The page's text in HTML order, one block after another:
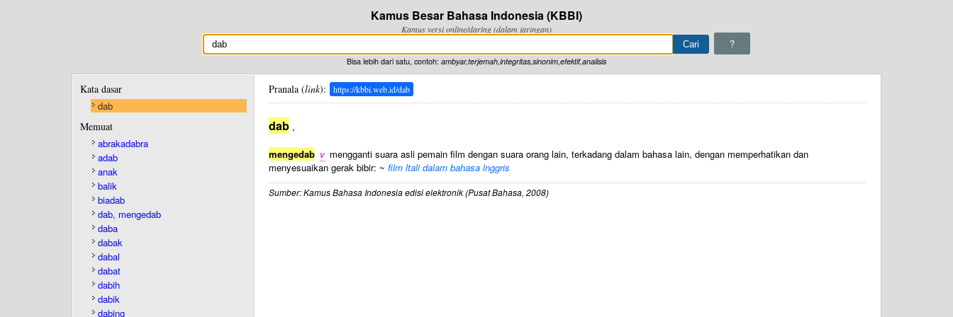
Kamus Besar Bahasa Indonesia (KBBI)
Kamus versi online/daring (dalam jaringan)
?
Bisa lebih dari satu, contoh: ambyar,terjemah,integritas,sinonim,efektif,analisis
Kata dasar
dab
Memuat
abrakadabra
adab
anak
balik
biadab
dab, mengedab
daba
dabak
dabal
dabat
dabih
dabik
dabing
Pranala (link): https://kbbi.web.id/dab
dab ,
mengedab v mengganti suara asli pemain film dengan suara orang lain, terkadang dalam bahasa lain, dengan memperhatikan dan
menyesuaikan gerak bibir: ~ film ltali dalam bahasa lnggris
Sumber: Kamus Bahasa Indonesia edisi elektronik (Pusat Bahasa, 2008)